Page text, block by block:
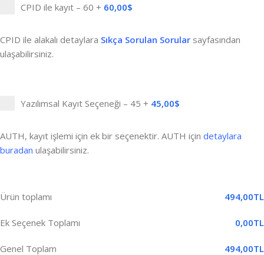
CPID ile kayıt – 60 + 60,00$
CPID ile alakalı detaylara Sıkça Sorulan Sorular sayfasından
ulaşabilirsiniz.
Yazılımsal Kayıt Seçeneği – 45 + 45,00$
AUTH, kayıt işlemi için ek bir seçenektir. AUTH içindetaylara
buradan ulaşabilirsiniz.
Ürün toplamı 494,00TL
Ek Seçenek Toplamı 0,00TL
Genel Toplam 494,00TL